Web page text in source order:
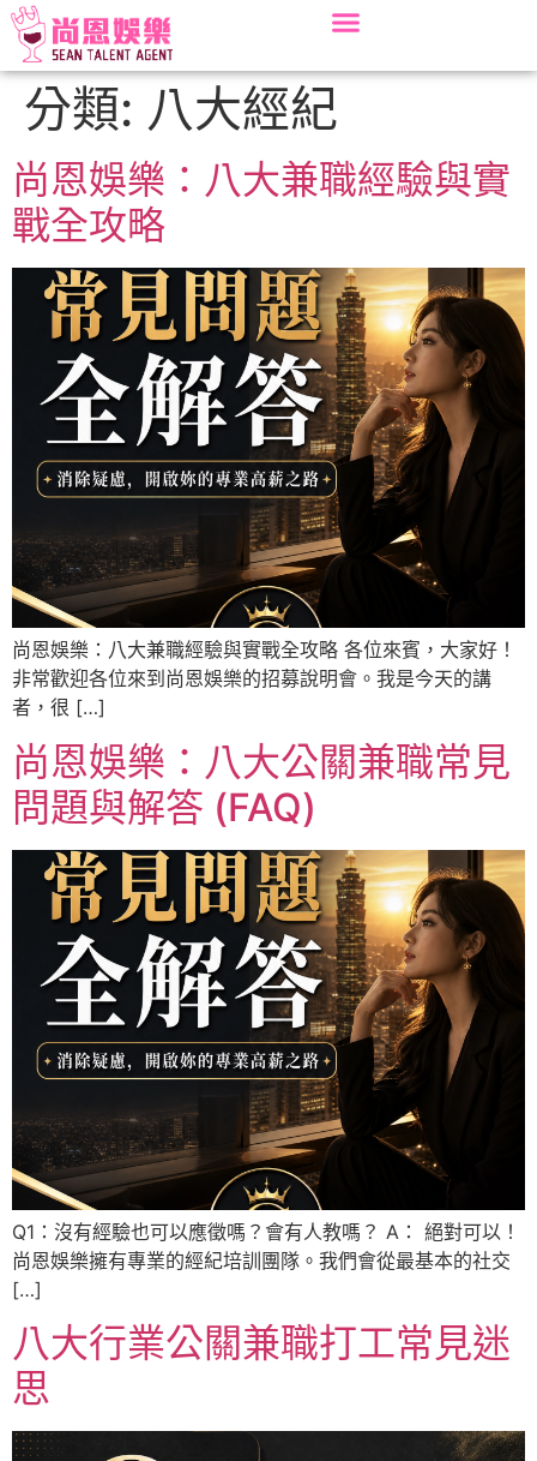
分類: 八大經紀
尚恩娛樂：八大兼職經驗與實
戰全攻略
尚恩娛樂：八大兼職經驗與實戰全攻略 各位來賓，大家好！
非常歡迎各位來到尚恩娛樂的招募說明會。我是今天的講
者，很 […]
尚恩娛樂：八大公關兼職常見
問題與解答 (FAQ)
Q1：沒有經驗也可以應徵嗎？會有人教嗎？ A： 絕對可以！
尚恩娛樂擁有專業的經紀培訓團隊。我們會從最基本的社交
[…]
八大行業公關兼職打工常見迷
思